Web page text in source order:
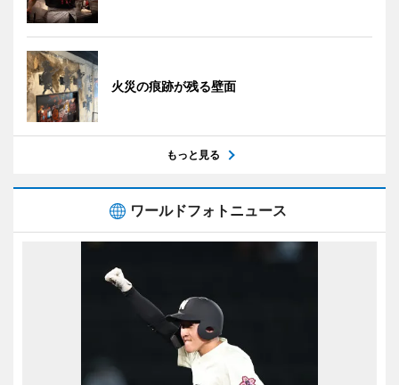
火災の痕跡が残る壁面
もっと見る
ワールドフォトニュース